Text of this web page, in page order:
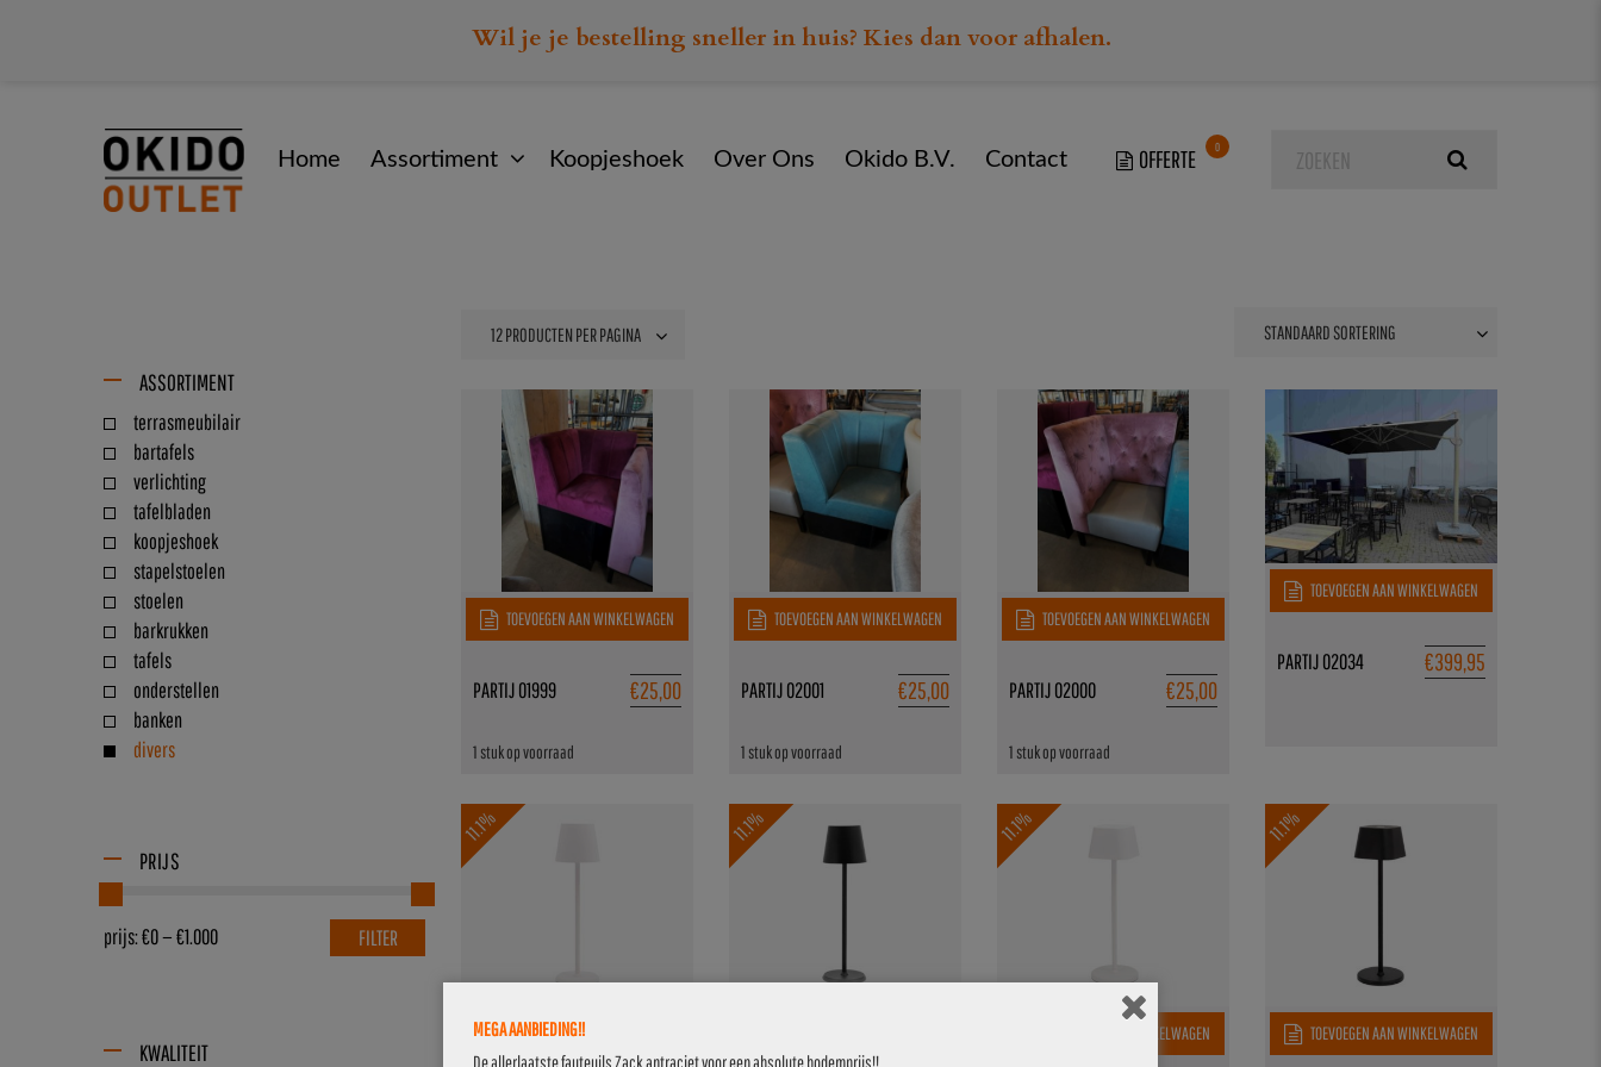
Wil je je bestelling sneller in huis? Kies dan voor afhalen.
Home Assortiment Koopjeshoek Over Ons Okido B.V. Contact
0
ASSORTIMENT
terrasmeubilair
bartafels
verlichting
tafelbladen
koopjeshoek
stapelstoelen
stoelen
barkrukken
tafels
onderstellen
banken
divers
PRIJS
FILTER
prijs:€0—€1.000
KWALITEIT
TOEVOEGEN AAN WINKELWAGEN
€25,00
1 stuk op voorraad
PARTIJ 01999
TOEVOEGEN AAN WINKELWAGEN
€25,00
1 stuk op voorraad
PARTIJ 02001
TOEVOEGEN AAN WINKELWAGEN
€25,00
1 stuk op voorraad
PARTIJ 02000
TOEVOEGEN AAN WINKELWAGEN
€399,95
PARTIJ 02034
11.1%
TOEVOEGEN AAN WINKELWAGEN
11.1% 11.1%
TOEVOEGEN AAN WINKELWAGEN
11.1%
TOEVOEGEN AAN WINKELWAGEN
MEGA AANBIEDING!!
De allerlaatste fauteuils Zack antraciet voor een absolute bodemprijs!!